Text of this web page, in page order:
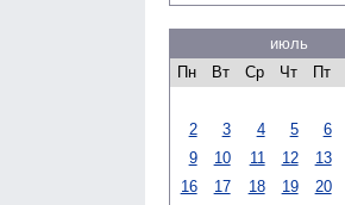
июль
Пн
Вт Ср Чт Пт
2
3 4 5 6
9
10 11 12 13
16
17 18 19 20